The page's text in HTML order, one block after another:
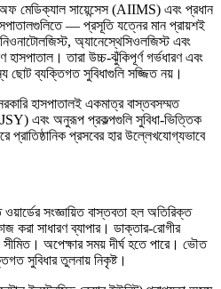
মেডিক্যাল সায়েন্সেস (AIIMS) এবং প্রধান
— প্রসূতি যত্নের মান প্রায়শই
অ্যানেস্থেসিওলজিস্ট এবং
হাসপাতাল। তারা উচ্চ-ঝুঁকিপূর্ণ গর্ভধারণ এবং
ছোট ব্যক্তিগত সুবিধাগুলি সজ্জিত নয়।
হাসপাতালই একমাত্র বাস্তবসম্মত
এবং অনুরূপ প্রকল্পগুলি সুবিধা-ভিত্তিক
প্রাতিষ্ঠানিক প্রসবের হার উল্লেখযোগ্যভাবে
ওয়ার্ডের সংজ্ঞায়িত বাস্তবতা হল অতিরিক্ত
করা সাধারণ ব্যাপার। ডাক্তার-রোগীর
অপেক্ষার সময় দীর্ঘ হতে পারে। ভৌত
সুবিধার তুলনায় নিকৃষ্ট।